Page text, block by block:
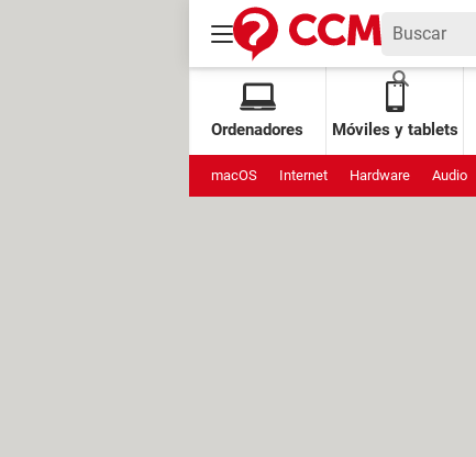
Ordenadores Móviles y tablets
macOS Internet Hardware Audio